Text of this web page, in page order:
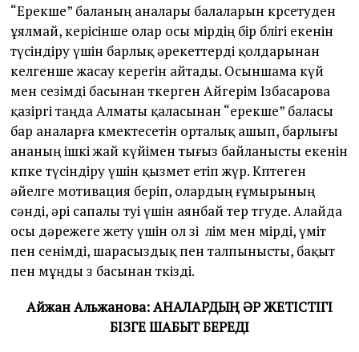
“Ерекше” баланың аналары балаларын көрсетуден
ұялмай, керісінше олар осы өмірдің бір бөлігі екенін
түсіндіру үшін барлық әрекеттерді қолдарынан
келгенше жасау керегін айтады. Осыншама күй
мен сезімді басынан өткерген Айгерім Ізбасарова
қазіргі таңда Алматы қаласынан “ерекше” баласы
бар аналарға көмектесетін орталық ашып, барлығы
ананың ішкі жай күйімен тығыз байланысты екенін
көпке түсіндіру үшін қызмет етіп жүр. Көптеген
әйелге мотивация беріп, олардың ғұмырының
сәнді, әрі сапалы өтуі үшін аянбай тер төгуде. Алайда
осы дәрежеге жету үшін ол өзі өлім мен өмірді, үміт
пен сенімді, шарасыздық пен талпынысты, бақыт
пен мұңды өз басынан өткізді.
Айжан Альжанова: АНАЛАРДЫҢ ӘР ЖЕТІСТІГІ
БІЗГЕ ШАБЫТ БЕРЕДІ